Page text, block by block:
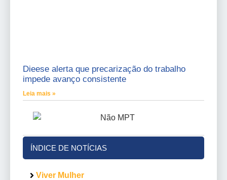
Dieese alerta que precarização do trabalho
impede avanço consistente
Leia mais »
ÍNDICE DE NOTÍCIAS
Viver Mulher